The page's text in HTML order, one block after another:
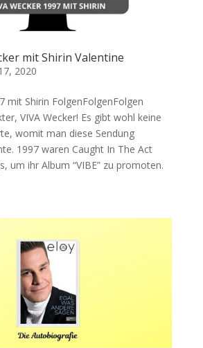
mit Shirin Valentine
2020
mit Shirin FolgenFolgenFolgen
VIVA Wecker! Es gibt wohl keine
womit man diese Sendung
1997 waren Caught In The Act
um ihr Album “VIBE” zu promoten.